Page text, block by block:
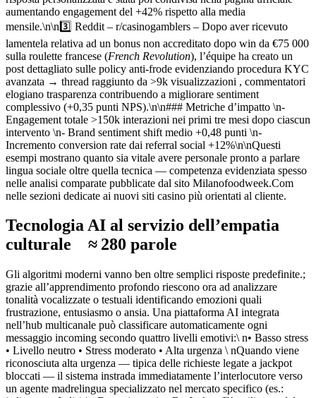
aumentando engagement del +42% rispetto alla media
mensile.\n\n3️⃣ Reddit – r/casinogamblers – Dopo aver ricevuto
lamentela relativa ad un bonus non accreditato dopo win da €75 000
sulla roulette francese (French Revolution), l’équipe ha creato un
post dettagliato sulle policy anti-frode evidenziando procedura KYC
avanzata → thread raggiunto da >9k visualizzazioni , commentatori
elogiano trasparenza contribuendo a migliorare sentiment
complessivo (+0,35 punti NPS).\n\n### Metriche d’impatto \n-
Engagement totale >150k interazioni nei primi tre mesi dopo ciascun
intervento \n- Brand sentiment shift medio +0,48 punti \n-
Incremento conversion rate dai referral social +12%\n\nQuesti
esempi mostrano quanto sia vitale avere personale pronto a parlare
lingua sociale oltre quella tecnica — competenza evidenziata spesso
nelle analisi comparate pubblicate dal sito Milanofoodweek.Com
nelle sezioni dedicate ai nuovi siti casino più orientati al cliente.
Tecnologia AI al servizio dell’empatia
culturale ≈ 280 parole
Gli algoritmi moderni vanno ben oltre semplici risposte predefinite.;
grazie all’apprendimento profondo riescono ora ad analizzare
tonalità vocalizzate o testuali identificando emozioni quali
frustrazione, entusiasmo o ansia.​ Una piattaforma AI integrata
nell’hub multicanale può classificare automaticamente ogni
messaggio incoming secondo quattro livelli emotivi:\ n• Basso stress
• Livello neutro • Stress moderato • Alta urgenza \ nQuando viene
riconosciuta alta urgenza — tipica delle richieste legate a jackpot
bloccati — il sistema instrada immediatamente l’interlocutore verso
un agente madrelingua specializzato nel mercato specifico (es.: